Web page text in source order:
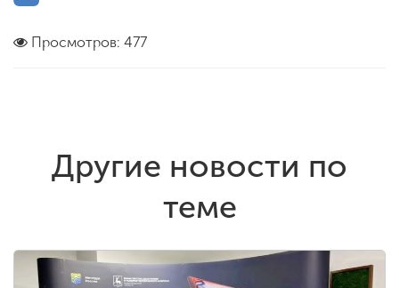
Просмотров: 477
Другие новости по
теме